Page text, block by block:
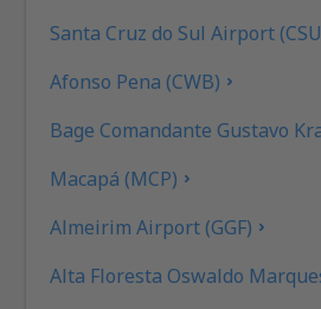
Santa Cruz do Sul Airport
Afonso Pena (CWB)
Bage Comandante Gustavo
Macapá (MCP)
Almeirim Airport (GGF)
Alta Floresta Oswaldo